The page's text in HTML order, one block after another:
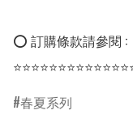
⭕ 訂購條款請參閱 :
春夏系列